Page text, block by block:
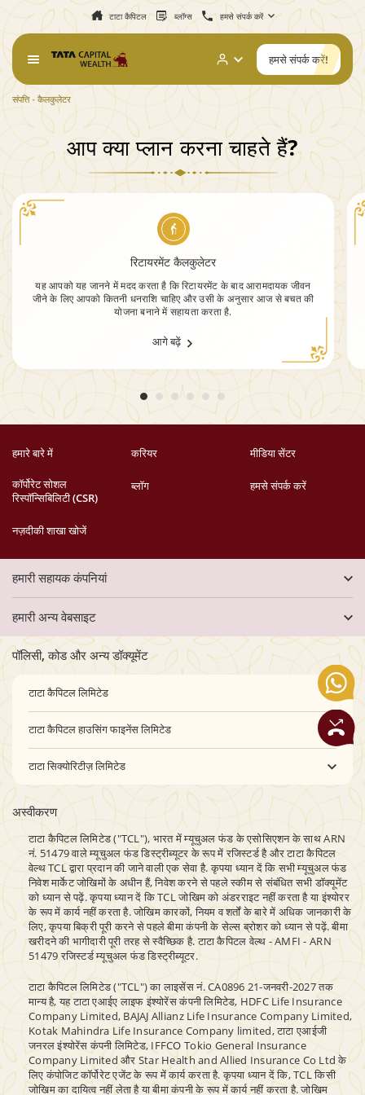
टाटा कैपिटल ब्लॉग्स हमसे संपर्क करें
हमसे संपर्क करें!
संपत्ति कैलकुलेटर
आप क्याप्लान करना चाहते हैं?
रिटायरमेंट कैलकुलेटर
यह आपको यह जानने में मदद करता है कि रिटायरमेंट के बाद आरामदायक जीवन
जीने के लिए आपको कितनी धनराशि चाहिए और उसी के अनुसार आज से बचत की
योजना बनाने में सहायता करता है.
आगे बढ़ें
हमारे बारे में करियर मीडिया सेंटर
कॉर्पोरेट सोशल
रिस्पॉन्सिबिलिटी (CSR)
ब्लॉग हमसे संपर्क करें
नज़दीकी शाखा खोजें
हमारी सहायक कंपनियां
हमारी अन्य वेबसाइट
पॉलिसी, कोड और अन्य डॉक्यूमेंट
टाटा कैपिटल लिमिटेड
टाटा कैपिटल हाउसिंग फाइनेंस लिमिटेड
टाटा सिक्योरिटीज़ लिमिटेड
अस्वीकरण
टाटा कैपिटल लिमिटेड ("TCL"), भारत में म्यूचुअल फंड के एसोसिएशन के साथ ARN
नं. 51479 वाले म्यूचुअल फंड डिस्ट्रीब्यूटर के रूप में रजिस्टर्ड है और टाटा कैपिटल
वेल्थ TCL द्वारा प्रदान की जाने वाली एक सेवा है. कृपया ध्यान दें कि सभी म्यूचुअल फंड
निवेश मार्केट जोखिमों के अधीन हैं, निवेश करने से पहले स्कीम से संबंधित सभी डॉक्यूमेंट
को ध्यान से पढ़ें. कृपया ध्यान दें कि TCL जोखिम को अंडरराइट नहीं करता है या इंश्योरर
के रूप में कार्य नहीं करता है. जोखिम कारकों, नियम व शर्तों के बारे में अधिक जानकारी के
लिए, कृपया बिक्री पूरी करने से पहले बीमा कंपनी के सेल्स ब्रोशर को ध्यान से पढ़ें. बीमा
खरीदने की भागीदारी पूरी तरह से स्वैच्छिक है. टाटा कैपिटल वेल्थ - AMFI - ARN
51479 रजिस्टर्ड म्यूचुअल फंड डिस्ट्रीब्यूटर.
टाटा कैपिटल लिमिटेड ("TCL") का लाइसेंस नं. CA0896 21-जनवरी-2027 तक
मान्य है, यह टाटा एआईए लाइफ इंश्योरेंस कंपनी लिमिटेड, HDFC Life Insurance
Company Limited, BAJAJ Allianz Life Insurance Company Limited,
Kotak Mahindra Life Insurance Company limited, टाटा एआईजी
जनरल इंश्योरेंस कंपनी लिमिटेड, IFFCO Tokio General Insurance
Company Limited और Star Health and Allied Insurance Co Ltd के
लिए कंपोजिट कॉर्पोरेट एजेंट के रूप में कार्य करता है. कृपया ध्यान दें कि, TCL किसी
जोखिम का दायित्व नहीं लेता है या बीमा कंपनी के रूप में कार्य नहीं करता है. जोखिम